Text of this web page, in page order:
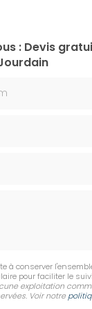
: Devis
à conserver
pour faciliter le
exploitation
Voir notre